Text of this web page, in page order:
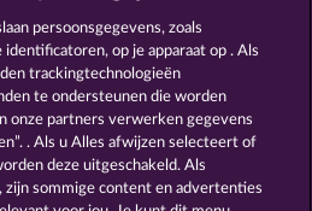
NIGHT WOLVES
SAVANNA MOON
persoonsgegevens, zoals
op je apparaat op . Als
trackingtechnologieën
te ondersteunen die worden
onze partners verwerken gegevens
. Als u Alles afwijzen selecteert of
deze uitgeschakeld. Als
zijn sommige content en advertenties